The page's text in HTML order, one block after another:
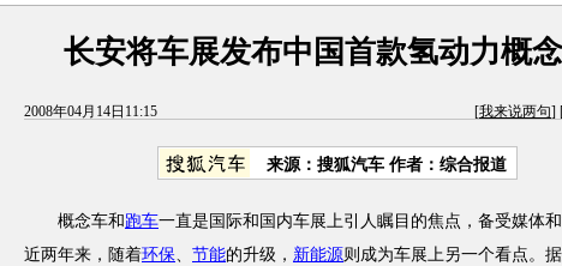
长安将车展发布中国首款氢动力概
2008年04月14日11:15 [我来说两句]
来源：搜狐汽车 作者：综合报道
概念车和 跑车一直是国际和国内车展上引人瞩目的焦点，备受媒体和
近两年来，随着环保、 节能的升级， 新能源则成为车展上另一个看点。